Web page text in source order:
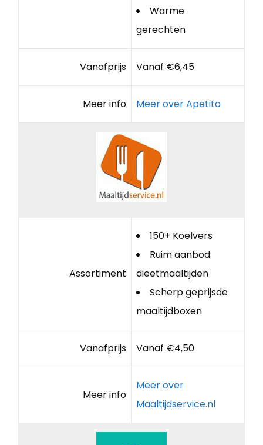
Warme
gerechten
Vanafprijs Vanaf €6,45
Meer info Meer over Apetito
Assortiment
150+ Koelvers
Ruim aanbod
dieetmaaltijden
Scherp geprijsde
maaltijdboxen
Vanafprijs Vanaf €4,50
Meer info
Meer over
Maaltijdservice.nl